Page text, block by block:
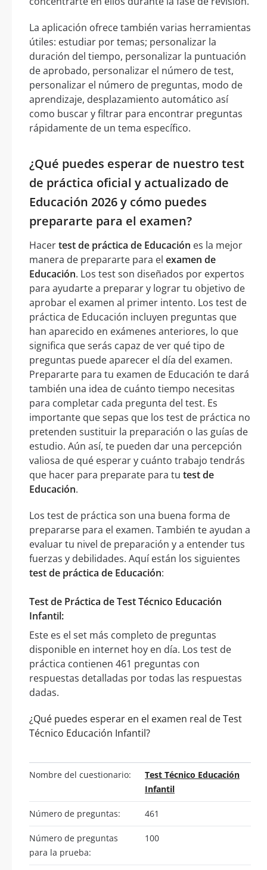
La aplicación ofrece también varias herramientas
útiles: estudiar por temas; personalizar la
duración del tiempo, personalizar la puntuación
de aprobado, personalizar el número de test,
personalizar el número de preguntas, modo de
aprendizaje, desplazamiento automático así
como buscar y filtrar para encontrar preguntas
rápidamente de un tema específico.
¿Qué puedes esperar de nuestro test
de práctica oficial y actualizado de
Educación 2026 y cómo puedes
prepararte para el examen?
Hacertest de práctica de Educación es la mejor
manera de prepararte para el examen de
Educación. Los test son diseñados por expertos
para ayudarte a preparar y lograr tu objetivo de
aprobar el examen al primer intento. Los test de
práctica de Educación incluyen preguntas que
han aparecido en exámenes anteriores, lo que
significa que serás capaz de ver qué tipo de
preguntas puede aparecer el día del examen.
Prepararte para tu examen de Educación te dará
también una idea de cuánto tiempo necesitas
para completar cada pregunta del test. Es
importante que sepas que los test de práctica no
pretenden sustituir la preparación o las guías de
estudio. Aún así, te pueden dar una percepción
valiosa de qué esperar y cuánto trabajo tendrás
que hacer para preparate para tu test de
Educación.
Los test de práctica son una buena forma de
prepararse para el examen. También te ayudan a
evaluar tu nivel de preparación y a entender tus
fuerzas y debilidades. Aquí están los siguientes
test de práctica de Educación:
Test de Práctica de Test Técnico Educación
Infantil:
Este es el set más completo de preguntas
disponible en internet hoy en día. Los test de
práctica contienen 461 preguntas con
respuestas detalladas por todas las respuestas
dadas.
¿Qué puedes esperar en el examen real de Test
Técnico Educación Infantil?
Nombre del cuestionario:
Test Técnico Educación
Infantil
Número de preguntas: 461
Número de preguntas
para la prueba:
100